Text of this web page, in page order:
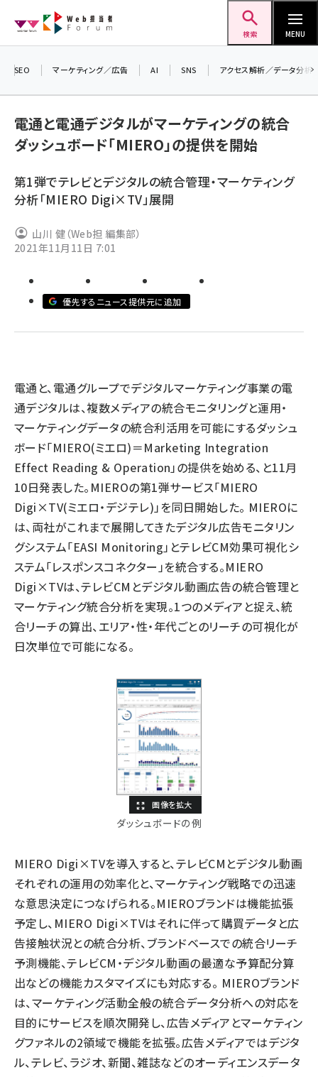
ン
検索 MENU
ai (2804)
note (2312)
z世代 (1622)
SEO マーケティング／広告 AI SNS アクセス解析／データ分析
電通と電通デジタルがマーケティングの統合
ダッシュボード「MIERO」の提供を開始
第1弾でテレビとデジタルの統合管理・マーケティング
分析「MIERO Digi×TV」展開
山川 健（Web担 編集部）
2021年11月11日 7:01
優先するニュース提供元に追加
電通と、電通グループでデジタルマーケティング事業の電
通デジタルは、複数メディアの統合モニタリングと運用・
マーケティングデータの統合利活用を可能にするダッシュ
ボード「MIERO(ミエロ)＝Marketing Integration
Effect Reading & Operation」の提供を始める、と11月
10日発表した。MIEROの第1弾サービス「MIERO
Digi×TV(ミエロ・デジテレ)」を同日開始した。 MIEROに
は、両社がこれまで展開してきたデジタル広告モニタリン
グシステム「EASI Monitoring」とテレビCM効果可視化シ
ステム「レスポンスコネクター」を統合する。MIERO
Digi×TVは、テレビCMとデジタル動画広告の統合管理と
マーケティング統合分析を実現。1つのメディアと捉え、統
合リーチの算出、エリア・性・年代ごとのリーチの可視化が
日次単位で可能になる。
ダッシュボードの例
MIERO Digi×TVを導入すると、テレビCMとデジタル動画
それぞれの運用の効率化と、マーケティング戦略での迅速
な意思決定につなげられる。MIEROブランドは機能拡張
予定し、MIERO Digi×TVはそれに伴って購買データと広
告接触状況との統合分析、ブランドベースでの統合リーチ
予測機能、テレビCM・デジタル動画の最適な予算配分算
出などの機能カスタマイズにも対応する。 MIEROブランド
は、マーケティング活動全般の統合データ分析への対応を
目的にサービスを順次開発し、広告メディアとマーケティン
グファネルの2領域で機能を拡張。広告メディアではデジタ
ル、テレビ、ラジオ、新聞、雑誌などのオーディエンスデータ